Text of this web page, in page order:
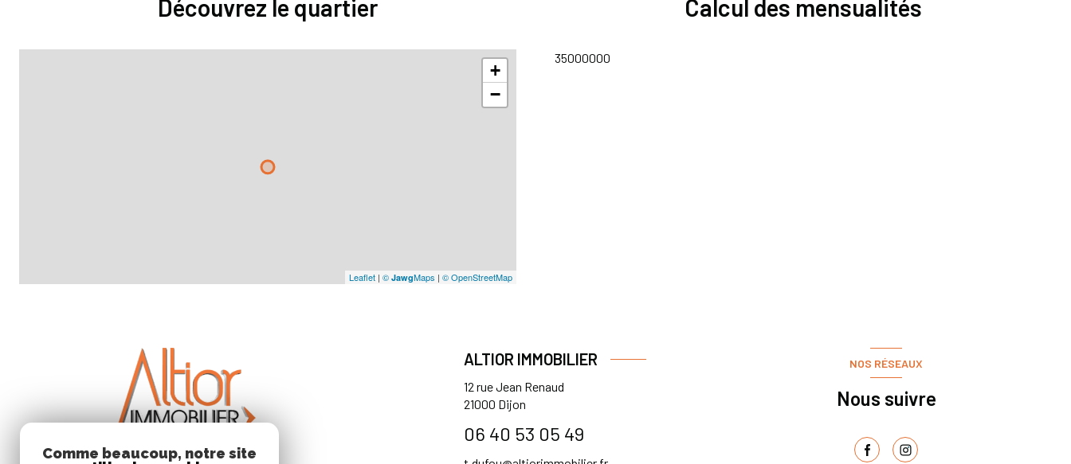
Découvrez le quartier
+
−
Leaflet | © JawgMaps | © OpenStreetMap
Calcul des mensualités
35000000
ALTIOR IMMOBILIER
12 rue Jean Renaud
21000 Dijon
06 40 53 05 49
NOS RÉSEAUX
Nous suivre
Comme beaucoup, notre site